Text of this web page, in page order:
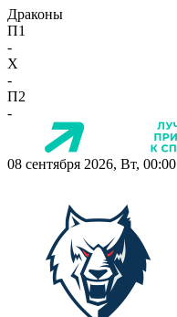
Драконы
П1
-
X
-
П2
-
08 сентября 2026, Вт, 00:00